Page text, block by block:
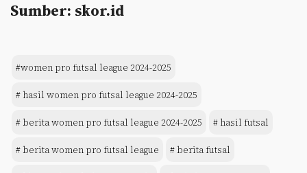
Sumber: skor.id
#women pro futsal league 2024-2025
# hasil women pro futsal league 2024-2025
# berita women pro futsal league 2024-2025 # hasil futsal
# berita women pro futsal league # berita futsal